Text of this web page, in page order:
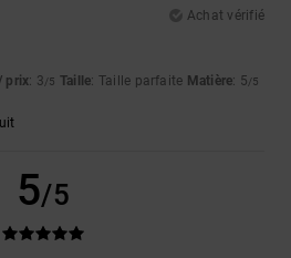
Achat vérifié
prix: 3/5 Taille: Taille parfaite Matière: 5/5
5/5